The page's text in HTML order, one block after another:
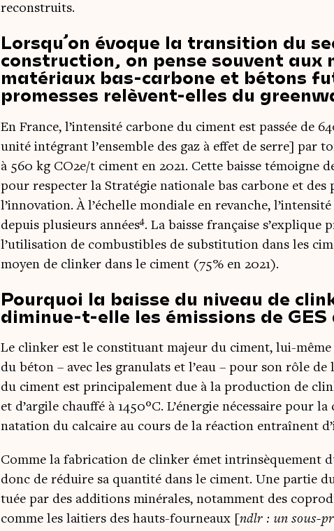
reconstruits.
Lorsqu’on évoque la transition du
construction, on pense souvent aux
matériaux bas-carbone et bétons
promesses relèvent-elles du
En France, l’intensité car­bone du ciment est pas­sée de
uni­té inté­grant l’ensemble des gaz à effet de serre] par
à 560 kg CO2e/t ciment en 2021. Cette baisse témoigne
pour res­pec­ter la Stra­té­gie natio­nale bas car­bone et des
l’innovation. À l’échelle mon­diale en revanche,
depuis plu­sieurs années4. La baisse fran­çaise s’explique
l’utilisation de com­bus­tibles de sub­sti­tu­tion dans les
moyen de clin­ker dans le ciment (75% en 2021).
Pourquoi la baisse du niveau de
diminue-t-elle les émissions de GES
Le clin­ker est le consti­tuant majeur du ciment, lui-
du béton – avec les gra­nu­lats et l’eau – pour son rôle de
du ciment est prin­ci­pa­le­ment due à la pro­duc­tion de
et d’argile chauf­fé à 1450°C. L’énergie néces­saire pour
na­ta­tion du cal­caire au cours de la réac­tion entraînent
Comme la fabri­ca­tion de clin­ker émet intrin­sè­que­ment
donc de réduire sa quan­ti­té dans le ciment. Une par­tie
tuée par des addi­tions miné­rales, notam­ment des
comme les lai­tiers des hauts-four­neaux [ ndlr : un sous-